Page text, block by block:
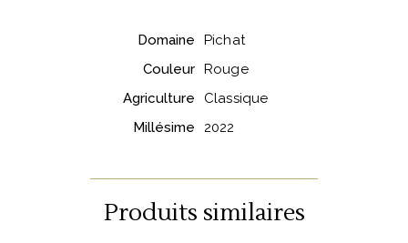
Domaine
Pichat
Couleur
Rouge
Agriculture
Classique
Millésime
2022
Produits similaires